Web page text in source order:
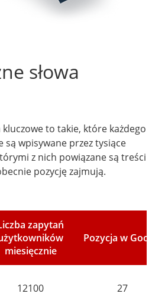
słowa
to takie, które każdego
są wpisywane przez tysiące
z nich powiązane są treści
pozycję zajmują.
zapytań
miesięcznie
Pozycja w
12100 27